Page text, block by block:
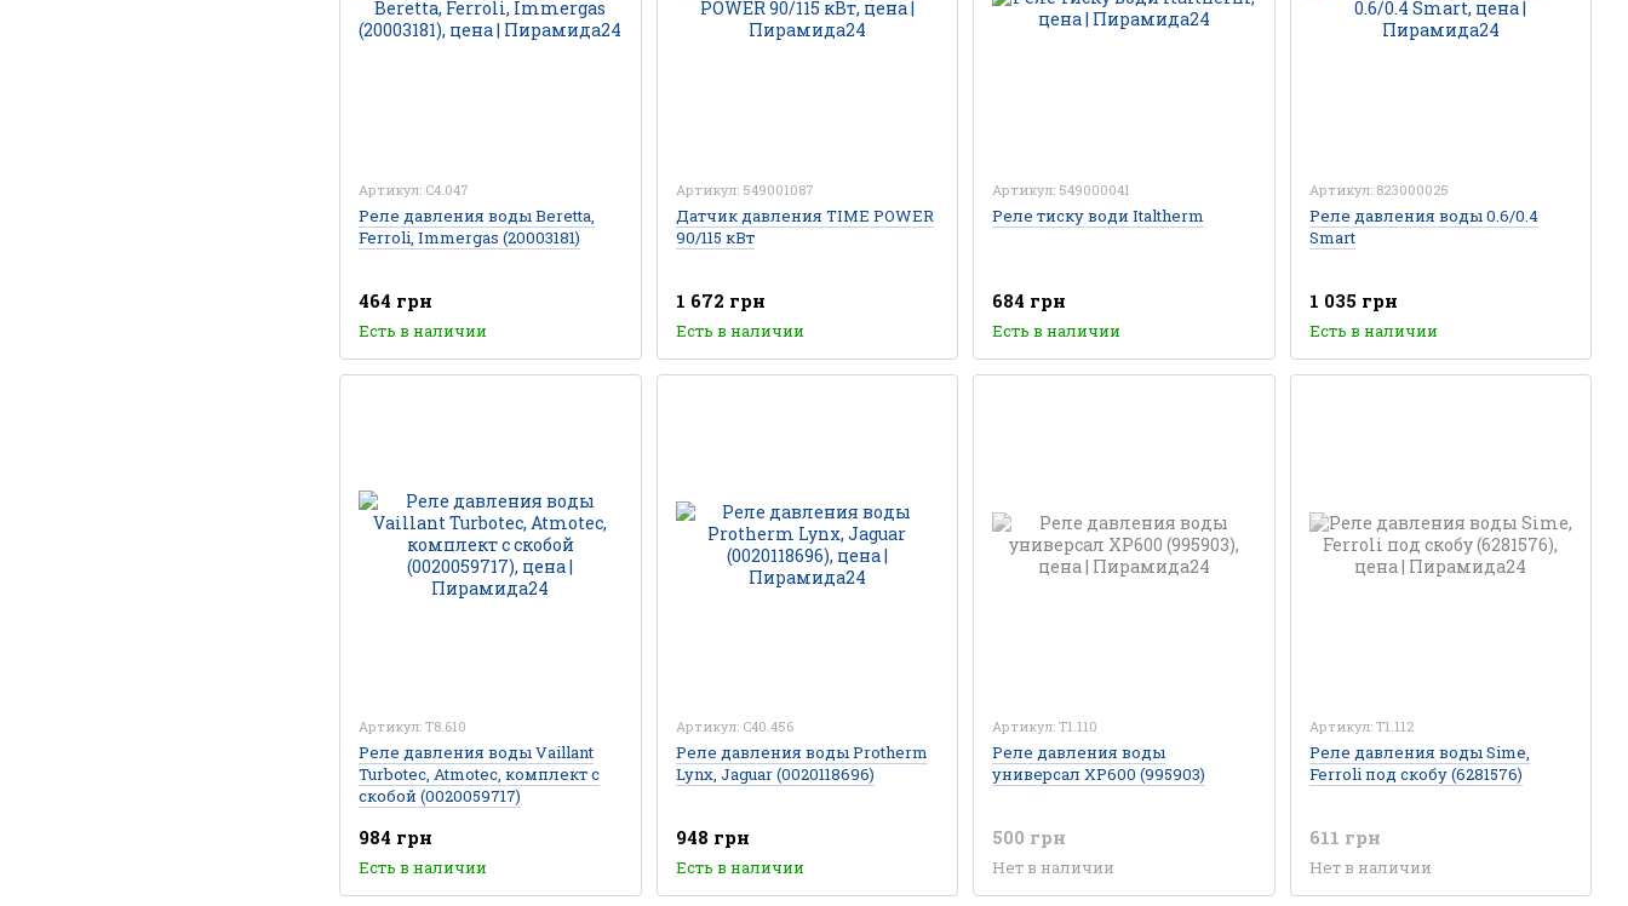
Артикул: C4.047
Реле давления воды Beretta,
Ferroli, Immergas (20003181)
464 грн
Есть в наличии
Артикул: 549001087
Датчик давления TIME POWER
90/115 кВт
1 672 грн
Есть в наличии
Артикул: 549000041
Реле тиску води Italtherm
684 грн
Есть в наличии
Артикул: 823000025
Реле давления воды 0.6/0.4
Smart
1 035 грн
Есть в наличии
Артикул: T8.610
Реле давления воды Vaillant
Turbotec, Atmotec, комплект с
скобой (0020059717)
984 грн
Есть в наличии
Артикул: C40.456
Реле давления воды Protherm
Lynx, Jaguar (0020118696)
948 грн
Есть в наличии
Артикул: T1.110
Реле давления воды
универсал XP600 (995903)
500 грн
Нет в наличии
Артикул: T1.112
Реле давления воды Sime,
Ferroli под скобу (6281576)
611 грн
Нет в наличии